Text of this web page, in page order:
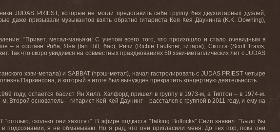
JUDAS PRIEST, которые не могли представить себе группу без двухгитарных дуэлей,
даже призывали музыкантов взять обратно гитариста Кея Кея Даунинга (K.K. Downing),
"Привет, метал-маньяки! С учетом всего того, что произошло и стало очевидным в
– в составе Роба, Яна ( Ian Hill , бас), Ричи (Richie Faulkner, гитара), Скотта (Scott Travis,
Так что скоро увидимся на совместных празднованиях 50 хэви-металлических лет сJUDAS
хэви-метала) и SABBAT (трэш-метал), начал гастролировать с JUDAS PRIEST четыре
Паркинсона, и который в итоге был вынужден прекратить концертную деятельность.
году, остается басист Ян Хилл. Хэлфорд пришел в группу в 1973-м, а Типтон – в 1974-м.
основатель – гитарист Кей Кей Даунинг – расстался с группой в 2011 году, и ему на
сколько они захотят". В эфире подкаста "Talking Bollocks" Снип заявил: "Было бы
я не обманываю. Но я рад, что они пригласили меня. До тех пор, пока они